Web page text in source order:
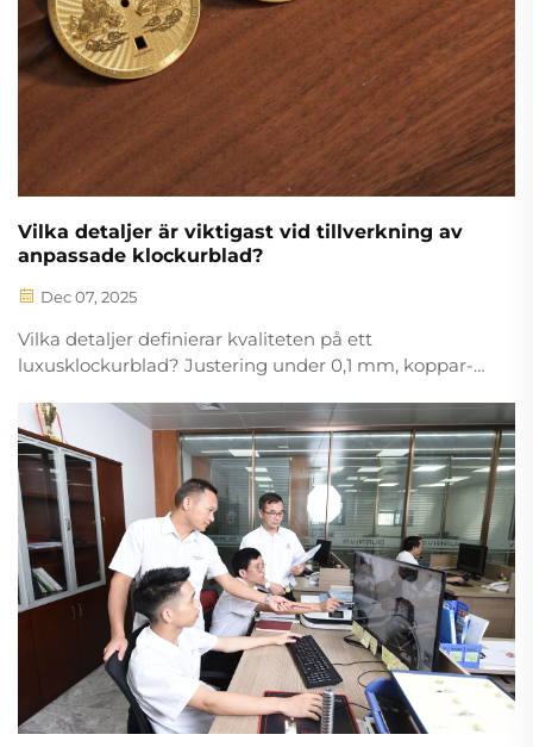
Vilka detaljer är viktigast vid tillverkning av
anpassade klockurblad?
Dec 07, 2025
Vilka detaljer definierar kvaliteten på ett
luxusklockurblad? Justering under 0,1 mm, koppar-
nanobeläggningar – bemästra de fem avgörande
tillverkningspelarna. Ladda ner vår
specifikationsguide.